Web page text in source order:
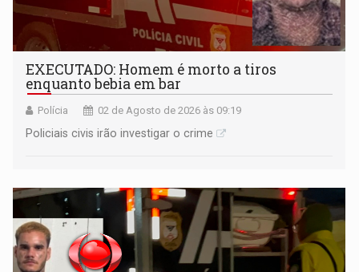
EXECUTADO: Homem é morto a tiros
enquanto bebia em bar
Polícia 02 de Agosto de 2026 às 09:19
Policiais civis irão investigar o crime